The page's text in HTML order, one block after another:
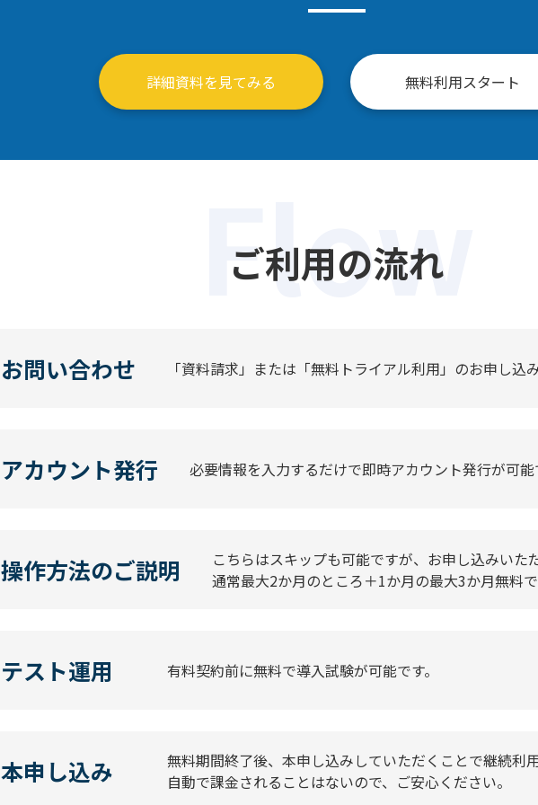
詳細資料を見てみる 無料利用スタート
ご利用の流れ
Flow
お問い合わせ 「資料請求」または「無料トライアル利用」のお申し込
アカウント発行 必要情報を入力するだけで即時アカウント発行が可能
操作方法のご説明
こちらはスキップも可能ですが、お申し込みいた
通常最大2か月のところ＋1か月の最大3か月無料
テスト運用 有料契約前に無料で導入試験が可能です。
本申し込み
無料期間終了後、本申し込みしていただくことで継続利
自動で課金されることはないので、ご安心ください。